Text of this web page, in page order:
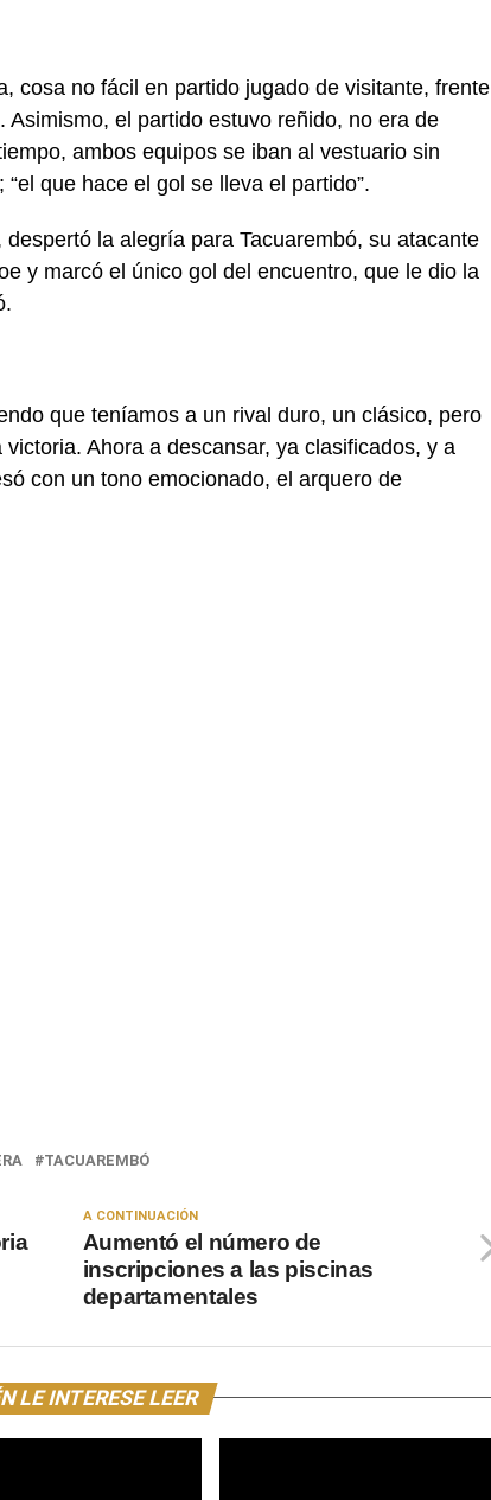
cosa no fácil en partido jugado de visitante, frente
el partido estuvo reñido, no era de
ambos equipos se iban al vestuario sin
que hace el gol se lleva el partido”.
la alegría para Tacuarembó, su atacante
y marcó el único gol del encuentro, que le dio la
que teníamos a un rival duro, un clásico, pero
Ahora a descansar, ya clasificados, y a
con un tono emocionado, el arquero de
TACUAREMBÓ
A CONTINUACIÓN
Aumentó el número de
inscripciones a las piscinas
departamentales
LE INTERESE LEER